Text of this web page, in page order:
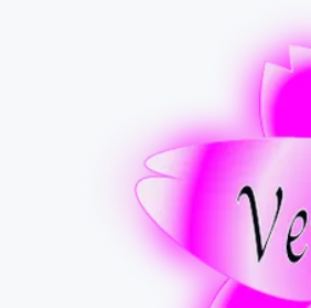
テクノロジ
映像・映画
ビジネス・起
まちづくり